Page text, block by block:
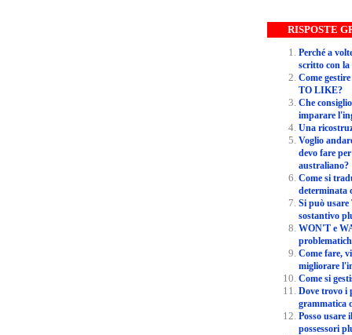
Perché a volte si trova il
scritto con la
Come gestire certi verbi insidiosi come
TO LIKE?
Che consiglio mi potete dare
imparare
Una
Voglio andare a vivere a Melbourne,
devo fare
australiano?
Come si traduce ESSER NATO in una
determinata
Si può usare THERE IS seguito da un
sostantivo
WON'T e WANT:
Come fare, vivendo a Londra, per
migliorare
Dove trovo i pronomi riflessivi nella
grammatica
Posso usare il genitivo sassone
possessori